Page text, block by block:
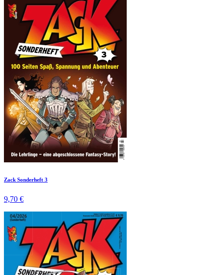
Zack Sonderheft 3
9,70 €